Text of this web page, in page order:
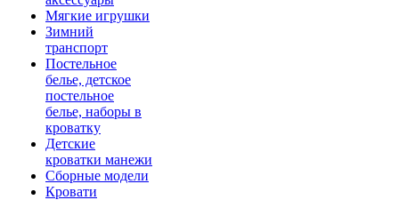
Мягкие игрушки
Зимний
транспорт
Постельное
белье, детское
постельное
белье, наборы в
кроватку
Детские
кроватки манежи
Сборные модели
Кровати